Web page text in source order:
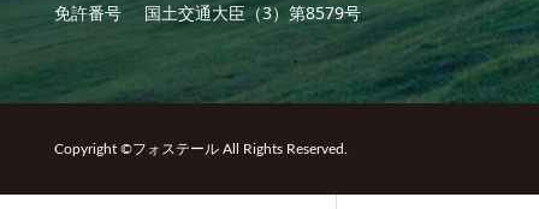
免許番号 国土交通大臣（3）第8579号
Copyright ©フォステール All Rights Reserved.